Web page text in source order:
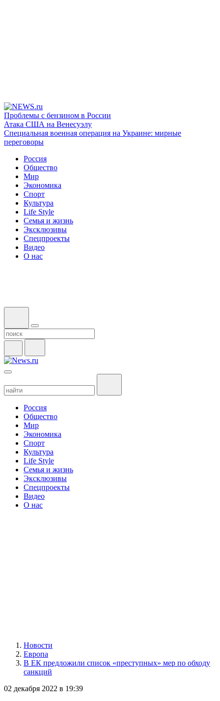
Проблемы с бензином в России
Атака США на Венесуэлу
Специальная военная операция на Украине: мирные
переговоры
Россия
Общество
Мир
Экономика
Спорт
Культура
Life Style
Семья и жизнь
Эксклюзивы
Спецпроекты
Видео
О нас
Россия
Общество
Мир
Экономика
Спорт
Культура
Life Style
Семья и жизнь
Эксклюзивы
Спецпроекты
Видео
О нас
Новости
Европа
В ЕК предложили список «преступных» мер по обходу
санкций
02 декабря 2022 в 19:39